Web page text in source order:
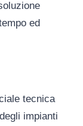
ed
tecnica
impianti